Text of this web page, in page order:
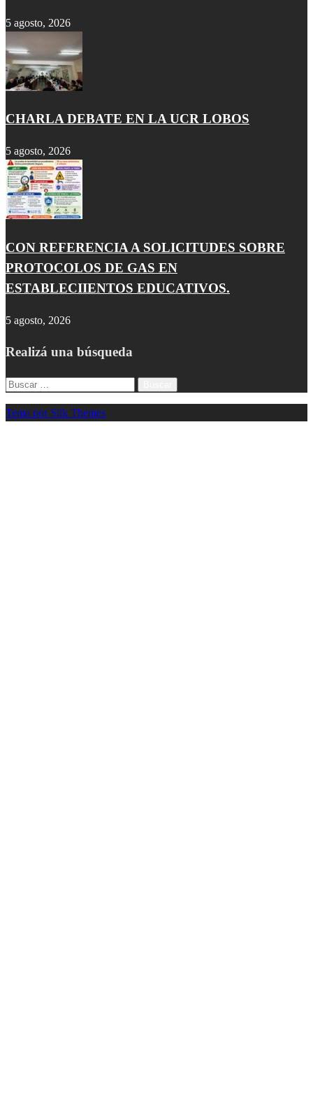
5 agosto, 2026
CHARLA DEBATE EN LA UCR LOBOS
5 agosto, 2026
CON REFERENCIA A SOLICITUDES SOBRE
PROTOCOLOS DE GAS EN
ESTABLECIIENTOS EDUCATIVOS.
5 agosto, 2026
Realizá una búsqueda
Buscar:
Tema por Silk Themes